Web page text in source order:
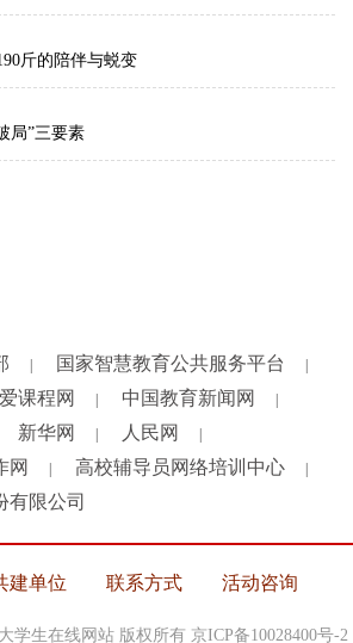
斤的陪伴与蜕变
局”三要素
国家智慧教育公共服务平台
爱课程网 中国教育新闻网
新华网 人民网
网 高校辅导员网络培训中心
有限公司
建单位 联系方式 活动咨询
学生在线网站 版权所有 京ICP备10028400号-2